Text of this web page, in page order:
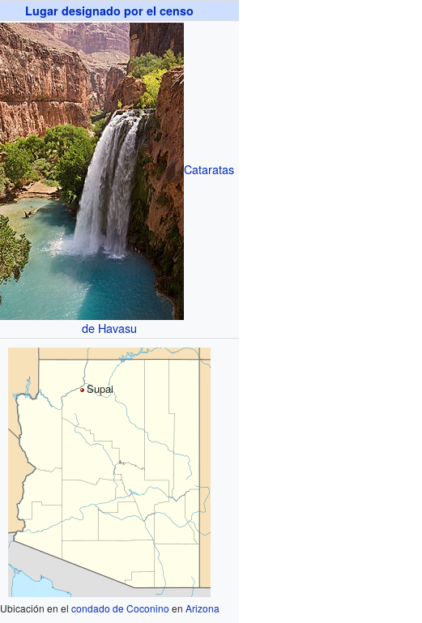
Lugar designado por el censo
Cataratas
de Havasu
Supai
Ubicación en el condado de Coconino en Arizona